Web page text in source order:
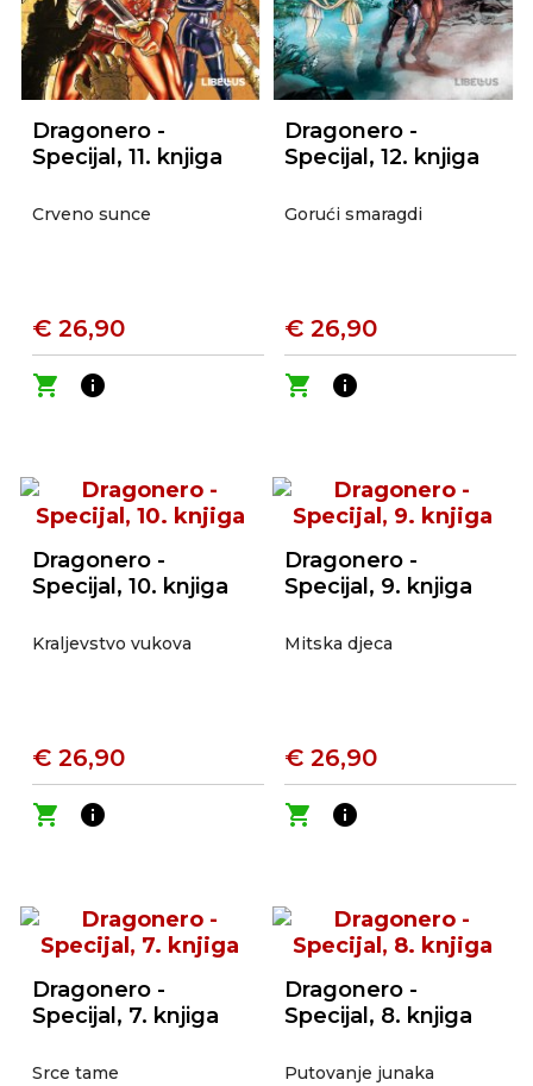
Dragonero -
Specijal, 11. knjiga
Crveno sunce
€ 26,90
shopping_cart
info
Dragonero -
Specijal, 12. knjiga
Gorući smaragdi
€ 26,90
shopping_cart
info
Dragonero -
Specijal, 10. knjiga
Kraljevstvo vukova
€ 26,90
shopping_cart
info
Dragonero -
Specijal, 9. knjiga
Mitska djeca
€ 26,90
shopping_cart
info
Dragonero -
Specijal, 7. knjiga
Srce tame
Dragonero -
Specijal, 8. knjiga
Putovanje junaka